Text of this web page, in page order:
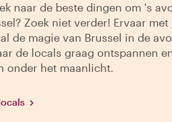
naar de beste dingen om 's
Zoek niet verder! Ervaar met
de magie van Brussel in de
de locals graag ontspannen
onder het maanlicht.